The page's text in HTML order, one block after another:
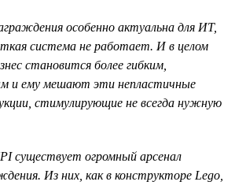
особенно актуальна для ИТ,
система не работает. И в целом
становится более гибким,
и ему мешают эти непластичные
стимулирующие не всегда нужную
существует огромный арсенал
Из них, как в конструкторе Lego,